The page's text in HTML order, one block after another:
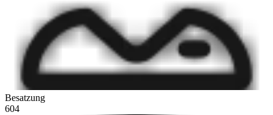
Besatzung
604